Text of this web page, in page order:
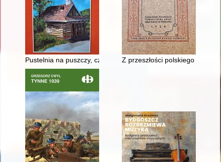
Pustelnia na puszczy, czyli Kaplica św. Rozalii w Barwałdzie
Z przeszłości polskiego zboru